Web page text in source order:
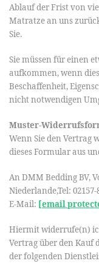
Ablauf der Frist von
Matratze an uns
Sie.
Sie müssen für einen
aufkommen, wenn
Beschaffenheit,
nicht notwendigen
Muster-
Wenn Sie den Vertrag
dieses Formular aus
An DMM Bedding BV,
Niederlande,Tel: 02157-
E-Mail: [email
Hiermit widerrufe(n)
Vertrag über den Kauf
der folgenden